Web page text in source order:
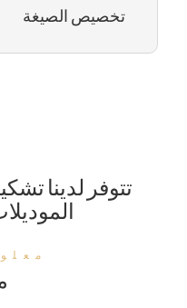
تخصيص الصيغة
تتوفر لدينا